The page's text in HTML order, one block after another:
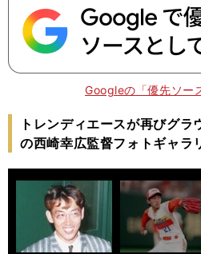
Googleの「優先ソー
トレンディエースが再びグ
の西崎幸広監督フォトギャラ